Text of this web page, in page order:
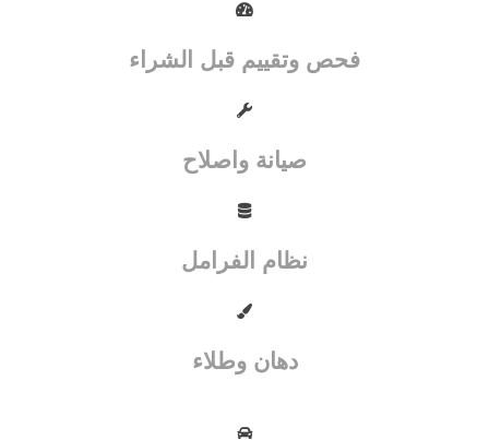
فحص وتقييم قبل الشراء
صيانة واصلاح
نظام الفرامل
دهان وطلاء